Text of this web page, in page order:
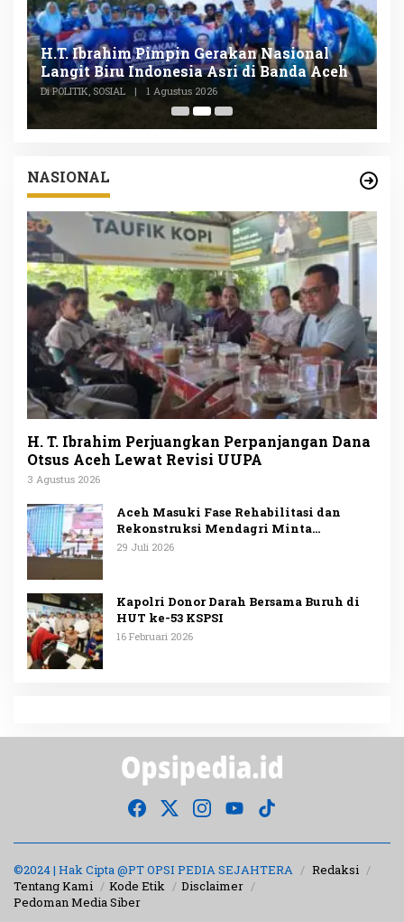
H.T. Ibrahim Pimpin Gerakan Nasional
Langit Biru Indonesia Asri di Banda Aceh
Di POLITIK, SOSIAL | 1 Agustus 2026
NASIONAL
H. T. Ibrahim Perjuangkan Perpanjangan Dana
Otsus Aceh Lewat Revisi UUPA
3 Agustus 2026
Aceh Masuki Fase Rehabilitasi dan
Rekonstruksi Mendagri Minta
Penggunaan Anggaran Dipublikasikan
29 Juli 2026
Kapolri Donor Darah Bersama Buruh di
HUT ke-53 KSPSI
16 Februari 2026
©2024 | Hak Cipta @PT OPSI PEDIA SEJAHTERA
Redaksi
Tentang Kami
Kode Etik
Disclaimer
Pedoman Media Siber